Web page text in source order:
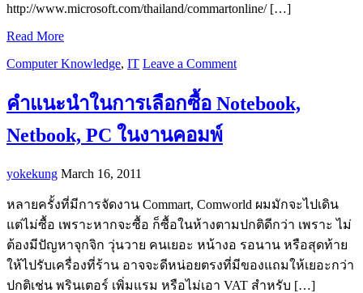
http://www.microsoft.com/thailand/commartonline/ […]
Read More
Computer Knowledge, IT Leave a Comment
คำแนะนำในการเลือกซื้อ Notebook,
Netbook, PC ในงานคอมพ์
yokekung March 16, 2011
หลายครั้งที่มีการจัดงาน Commart, Comworld ผมมักจะไปเดิน
แต่ไม่ซื้อ เพราะหากจะซื้อ ก็ซื้อในห้างตามปกติดีกว่า เพราะ ไม่
ต้องมีปัญหาจุกจิก วุ่นวาย คนเยอะ หน้างอ รอนาน หรือสุดท้าย
ให้ไปรับเครื่องที่ร้าน อาจจะดีหน่อยตรงที่มีของแถมให้เยอะกว่า
ปกติเช่น พรินเตอร์ เพิ่มแรม หรือไม่เอา VAT สำหรับ […]